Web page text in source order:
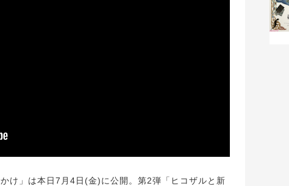
け」は本日7月4日(金)に公開。第2弾「ヒコザルと新